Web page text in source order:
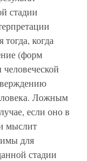
стадии
когда
(форм
Ложным
если оно в
мыслит
для
стадии